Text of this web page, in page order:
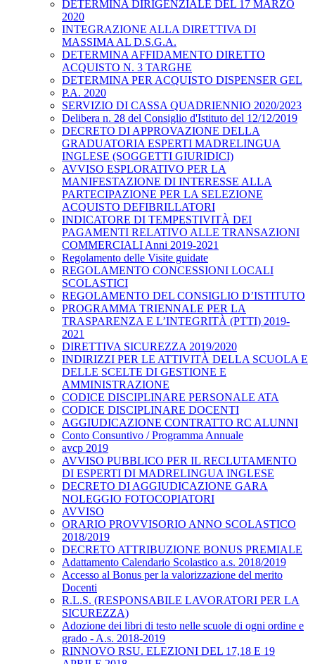
DETERMINA DIRIGENZIALE DEL 17 MARZO
2020
INTEGRAZIONE ALLA DIRETTIVA DI
MASSIMA AL D.S.G.A.
DETERMINA AFFIDAMENTO DIRETTO
ACQUISTO N. 3 TARGHE
DETERMINA PER ACQUISTO DISPENSER GEL
P.A. 2020
SERVIZIO DI CASSA QUADRIENNIO 2020/2023
Delibera n. 28 del Consiglio d'Istituto del 12/12/2019
DECRETO DI APPROVAZIONE DELLA
GRADUATORIA ESPERTI MADRELINGUA
INGLESE (SOGGETTI GIURIDICI)
AVVISO ESPLORATIVO PER LA
MANIFESTAZIONE DI INTERESSE ALLA
PARTECIPAZIONE PER LA SELEZIONE
ACQUISTO DEFIBRILLATORI
INDICATORE DI TEMPESTIVITÀ DEI
PAGAMENTI RELATIVO ALLE TRANSAZIONI
COMMERCIALI Anni 2019-2021
Regolamento delle Visite guidate
REGOLAMENTO CONCESSIONI LOCALI
SCOLASTICI
REGOLAMENTO DEL CONSIGLIO D’ISTITUTO
PROGRAMMA TRIENNALE PER LA
TRASPARENZA E L’INTEGRITÀ (PTTI) 2019-
2021
DIRETTIVA SICUREZZA 2019/2020
INDIRIZZI PER LE ATTIVITÀ DELLA SCUOLA E
DELLE SCELTE DI GESTIONE E
AMMINISTRAZIONE
CODICE DISCIPLINARE PERSONALE ATA
CODICE DISCIPLINARE DOCENTI
AGGIUDICAZIONE CONTRATTO RC ALUNNI
Conto Consuntivo / Programma Annuale
avcp 2019
AVVISO PUBBLICO PER IL RECLUTAMENTO
DI ESPERTI DI MADRELINGUA INGLESE
DECRETO DI AGGIUDICAZIONE GARA
NOLEGGIO FOTOCOPIATORI
AVVISO
ORARIO PROVVISORIO ANNO SCOLASTICO
2018/2019
DECRETO ATTRIBUZIONE BONUS PREMIALE
Adattamento Calendario Scolastico a.s. 2018/2019
Accesso al Bonus per la valorizzazione del merito
Docenti
R.L.S. (RESPONSABILE LAVORATORI PER LA
SICUREZZA)
Adozione dei libri di testo nelle scuole di ogni ordine e
grado - A.s. 2018-2019
RINNOVO RSU. ELEZIONI DEL 17,18 E 19